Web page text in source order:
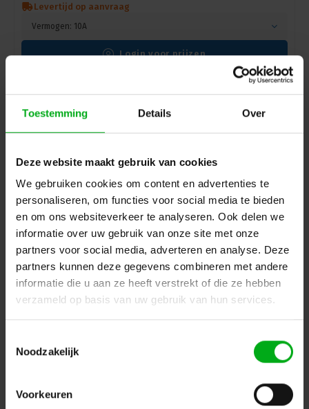
Toestemming Details Over
Deze website maakt gebruik van cookies
We gebruiken cookies om content en advertenties te
personaliseren, om functies voor social media te bieden
en om ons websiteverkeer te analyseren. Ook delen we
informatie over uw gebruik van onze site met onze
partners voor social media, adverteren en analyse. Deze
partners kunnen deze gegevens combineren met andere
informatie die u aan ze heeft verstrekt of die ze hebben
verzameld op basis van uw gebruik van hun services.
Noodzakelijk
Voorkeuren
Levertijd op aanvraag
Vermogen: 10A
Login voor prijzen
SRS Lighting | Dimmerbar 4-kanaals | 1.4m | Main:
Hoofdschakelaar | DMX 3+5pin | Exclusief connector
SRS Lighting* | 909031
Levertijd op aanvraag